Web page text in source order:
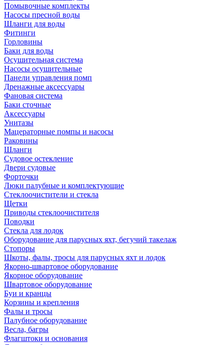
Помывочные комплекты
Насосы пресной воды
Шланги для воды
Фитинги
Горловины
Баки для воды
Осушительная система
Насосы осушительные
Панели управления помп
Дренажные аксессуары
Фановая система
Баки сточные
Аксессуары
Унитазы
Мацераторные помпы и насосы
Раковины
Шланги
Судовое остекление
Двери судовые
Форточки
Люки палубные и комплектующие
Стеклоочистители и стекла
Щетки
Приводы стеклоочистителя
Поводки
Стекла для лодок
Оборудование для парусных яхт, бегучий такелаж
Стопоры
Шкоты, фалы, тросы для парусных яхт и лодок
Якорно-швартовое оборудование
Якорное оборудование
Швартовое оборудование
Буи и кранцы
Корзины и крепления
Фалы и тросы
Палубное оборудование
Весла, багры
Флагштоки и основания